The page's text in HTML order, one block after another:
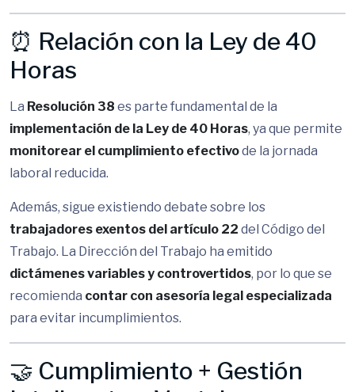
⏰ Relación con la Ley de 40
Horas
La Resolución 38 es parte fundamental de la
implementación de la Ley de 40 Horas, ya que permite
monitorear el cumplimiento efectivode la jornada
laboral reducida.
Además, sigue existiendo debate sobre los
trabajadores exentos del artículo 22 del Código del
Trabajo. La Dirección del Trabajo ha emitido
dictámenes variables y controvertidos, por lo que se
recomienda contar con asesoría legal especializada
para evitar incumplimientos.
🤝 Cumplimiento + Gestión